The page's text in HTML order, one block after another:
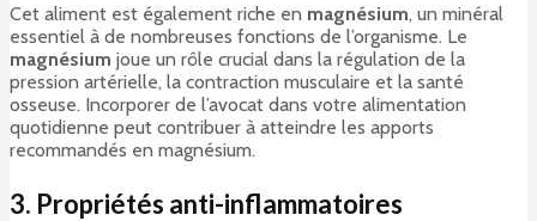
Cet aliment est également riche en magnésium, un minéral
essentiel à de nombreuses fonctions de l’organisme. Le
magnésium joue un rôle crucial dans la régulation de la
pression artérielle, la contraction musculaire et la santé
osseuse. Incorporer de l’avocat dans votre alimentation
quotidienne peut contribuer à atteindre les apports
recommandés en magnésium.
3. Propriétés anti-inflammatoires